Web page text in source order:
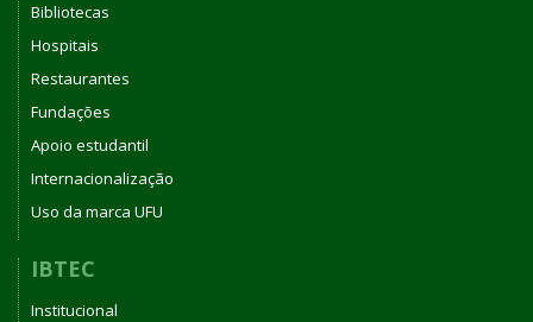
Bibliotecas
Hospitais
Restaurantes
Fundações
Apoio estudantil
Internacionalização
Uso da marca UFU
IBTEC
Institucional